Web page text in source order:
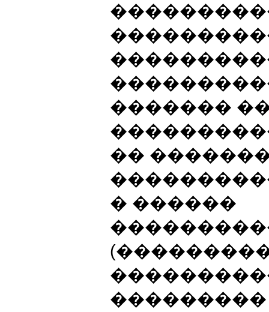
�������
��
� ������
���������